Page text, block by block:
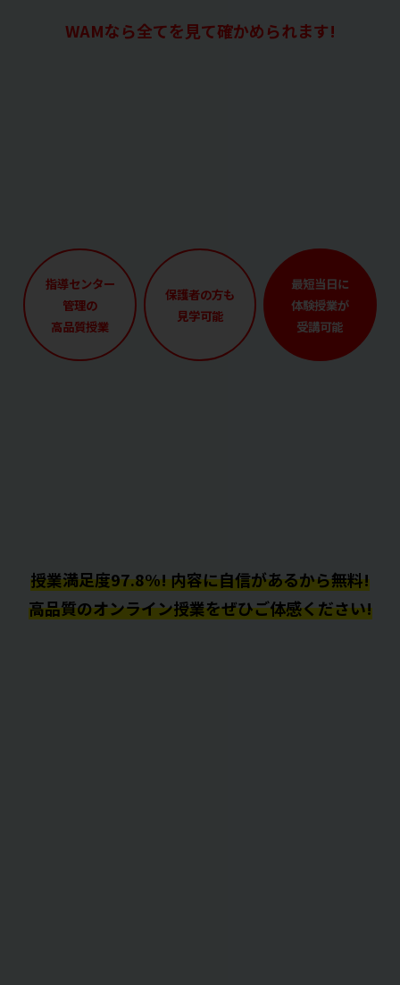
WAMなら全てを見て確かめられます!
指導センター
管理の
高品質授業
保護者の方も
見学可能
最短当日に
体験授業が
受講可能
授業満足度97.8%! 内容に自信があるから無料!
高品質のオンライン授業をぜひご体感ください!